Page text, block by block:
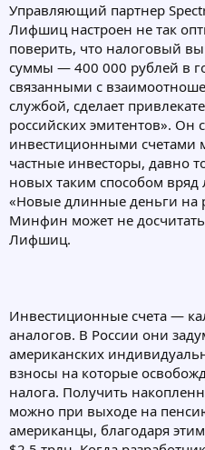
Управляющий партнер
Лифшиц настроен не так
поверить, что налоговый
суммы — 400 000 рублей в
связанными с
службой, сделает
российских эмитентов». Он
инвестиционными счетами
частные инвесторы, давно
новых таким способом вряд
«Новые длинные деньги на
Минфин может не
Лифшиц.
Инвестиционные счета —
аналогов. В России они
американских
взносы на которые
налога. Получить
можно при выходе на
американцы, благодаря